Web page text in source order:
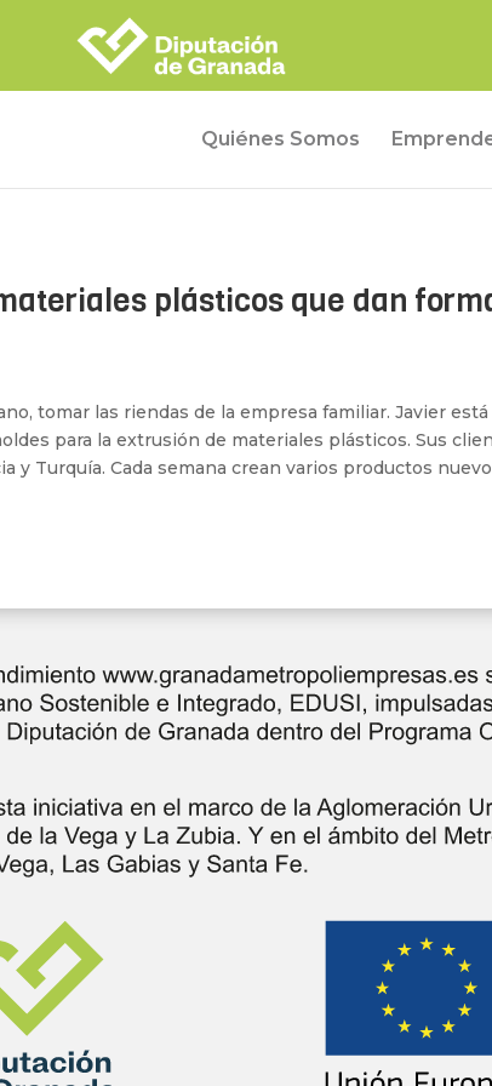
Quiénes Somos
plásticos que dan
tomar las riendas de la empresa familiar. Javier
para la extrusión de materiales plásticos. Sus
y Turquía. Cada semana crean varios productos